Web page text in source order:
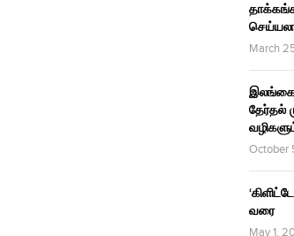
March
தேர்தல்
October
வரை
May 1,